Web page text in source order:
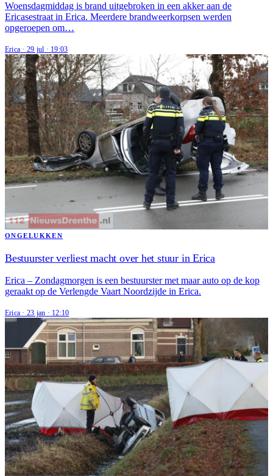
Woensdagmiddag is brand uitgebroken in een akker aan de
Ericasestraat in Erica. Meerdere brandweerkorpsen werden
opgeroepen om…
Erica · 29 jul · 19:03
ONGELUKKEN
Bestuurster verliest macht over het stuur in Erica
Erica – Zondagmorgen is een bestuurster met maar auto op de kop
geraakt op de Verlengde Vaart Noordzijde in Erica.
Erica · 23 jan · 12:10